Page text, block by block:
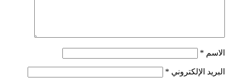
الاسم *
البريد الإلكتروني *